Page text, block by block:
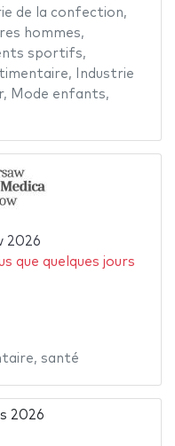
de la confection,
hommes,
sportifs,
,
Industrie
, Mode enfants,
2026
que quelques jours
, santé